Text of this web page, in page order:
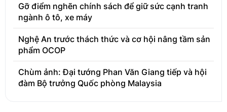
Gỡ điểm nghẽn chính sách để giữ sức cạnh tranh
ngành ô tô, xe máy
Nghệ An trước thách thức và cơ hội nâng tầm sản
phẩm OCOP
Chùm ảnh: Đại tướng Phan Văn Giang tiếp và hội
đàm Bộ trưởng Quốc phòng Malaysia